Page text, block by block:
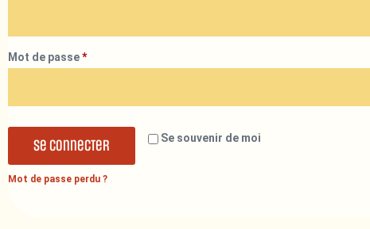
Mot de passe*
Se souvenir de moi
Se connecter
Mot de passe perdu ?